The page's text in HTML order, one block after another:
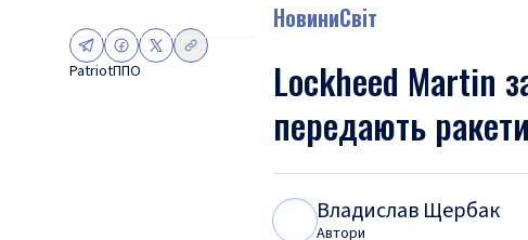
PatriotППО
НовиниСвіт
Lockheed Martin
передають
Владислав Щербак
Автори